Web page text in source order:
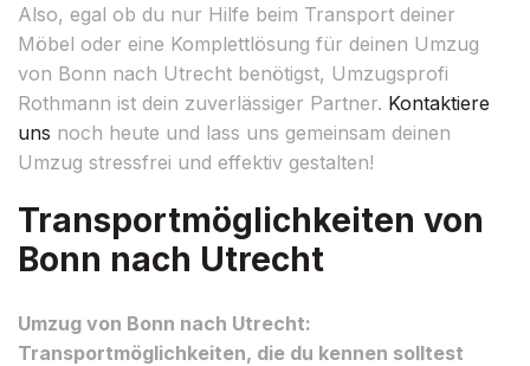
Also, egal ob du nur Hilfe beim Transport deiner
Möbel oder eine Komplettlösung für deinen Umzug
von Bonn nach Utrecht benötigst, Umzugsprofi
Rothmann ist dein zuverlässiger Partner. Kontaktiere
uns noch heute und lass uns gemeinsam deinen
Umzug stressfrei und effektiv gestalten!
Transportmöglichkeiten von
Bonn nach Utrecht
Umzug von Bonn nach Utrecht:
Transportmöglichkeiten, die du kennen solltest